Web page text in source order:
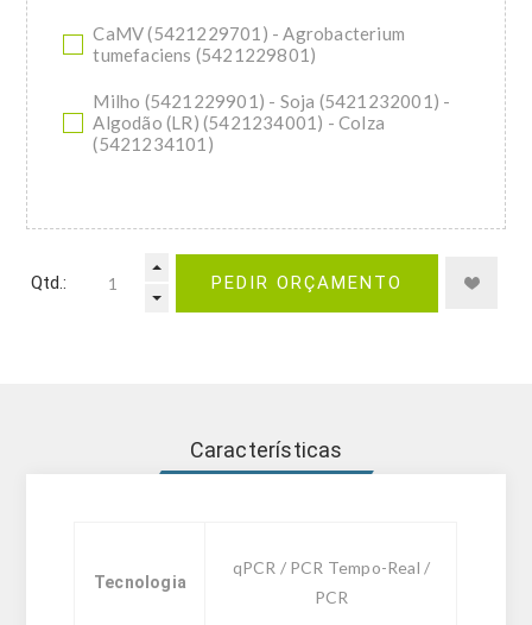
CaMV (5421229701) - Agrobacterium
tumefaciens (5421229801)
Milho (5421229901) - Soja (5421232001) -
Algodão (LR) (5421234001) - Colza
(5421234101)
Qtd.: PEDIR ORÇAMENTO
Características
Tecnologia
qPCR / PCR Tempo-Real /
PCR